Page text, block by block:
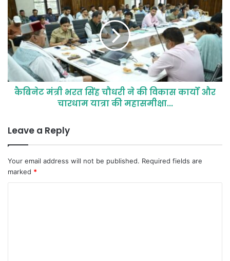
कैबिनेट मंत्री भरत सिंह चौधरी ने की विकास कार्यों और
चारधाम यात्रा की महासमीक्षा...
Leave a Reply
Your email address will not be published. Required fields are
marked *